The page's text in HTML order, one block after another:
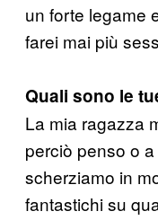
un forte legame
farei mai più
Quali sono le
La mia ragazza
perciò penso o
scherziamo in
fantastichi su